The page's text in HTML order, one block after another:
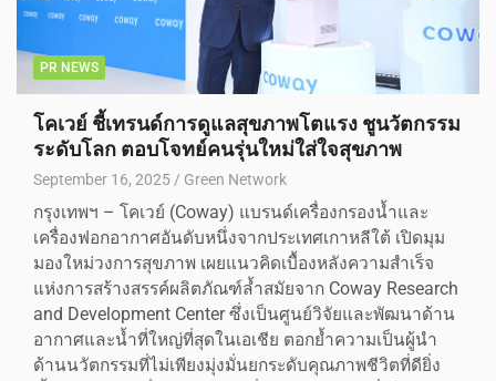
PR NEWS
โคเวย์ ชี้เทรนด์การดูแลสุขภาพโตแรง ชูนวัตกรรม
ระดับโลก ตอบโจทย์คนรุ่นใหม่ใส่ใจสุขภาพ
September 16, 2025 Green Network
กรุงเทพฯ – โคเวย์ (Coway) แบรนด์เครื่องกรองน้ำและ
เครื่องฟอกอากาศอันดับหนึ่งจากประเทศเกาหลีใต้ เปิดมุม
มองใหม่วงการสุขภาพ เผยแนวคิดเบื้องหลังความสำเร็จ
แห่งการสร้างสรรค์ผลิตภัณฑ์ล้ำสมัยจาก Coway Research
and Development Center ซึ่งเป็นศูนย์วิจัยและพัฒนาด้าน
อากาศและน้ำที่ใหญ่ที่สุดในเอเชีย ตอกย้ำความเป็นผู้นำ
ด้านนวัตกรรมที่ไม่เพียงมุ่งมั่นยกระดับคุณภาพชีวิตที่ดียิ่ง